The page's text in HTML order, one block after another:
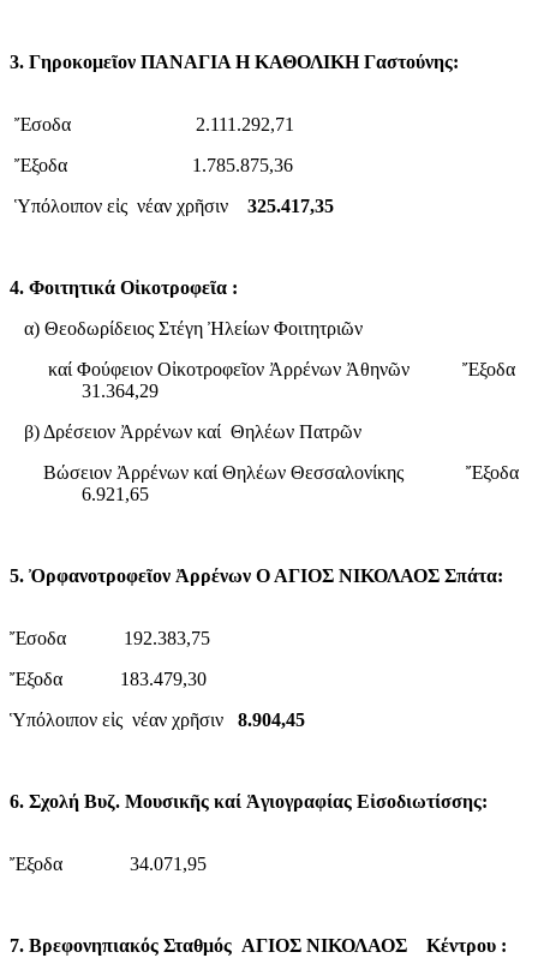
3. Γηροκομεῖον ΠΑΝΑΓΙΑ Η ΚΑΘΟΛΙΚΗ Γαστούνης:
Ἔσοδα 2.111.292,71
Ἔξοδα 1.785.875,36
Ὑπόλοιπον εἰς νέαν χρῆσιν 325.417,35
4. Φοιτητικά Οἰκοτροφεῖα :
α) Θεοδωρίδειος Στέγη Ἠλείων Φοιτητριῶν
καί Φούφειον Οἰκοτροφεῖον Ἀρρένων Ἀθηνῶν Ἔξοδα
31.364,29
β) Δρέσειον Ἀρρένων καί Θηλέων Πατρῶν
Βώσειον Ἀρρένων καί Θηλέων Θεσσαλονίκης Ἔξοδα
6.921,65
5. Ὀρφανοτροφεῖον Ἀρρένων Ο ΑΓΙΟΣ ΝΙΚΟΛΑΟΣ Σπάτα:
Ἔσοδα 192.383,75
Ἔξοδα 183.479,30
Ὑπόλοιπον εἰς νέαν χρῆσιν
8.904,45
6. Σχολή Βυζ. Μουσικῆς καί Ἁγιογραφίας Εἰσοδιωτίσσης:
Ἔξοδα 34.071,95
7. Βρεφονηπιακός Σταθμός ΑΓΙΟΣ ΝΙΚΟΛΑΟΣ Κέντρου :